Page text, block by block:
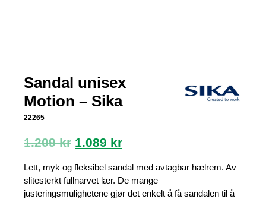
Sandal unisex
Motion – Sika
22265
1.209kr Opprinnelig
var:
1.209 kr.
1.089 krNåværende
er:
1.089 kr.
Lett, myk og fleksibel sandal med avtagbar hælrem. Av
slitesterkt fullnarvet lær. De mange
justeringsmulighetene gjør det enkelt å få sandalen til å